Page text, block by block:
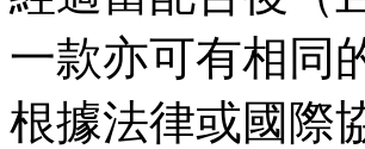
一款亦可有相同
根據法律或國際